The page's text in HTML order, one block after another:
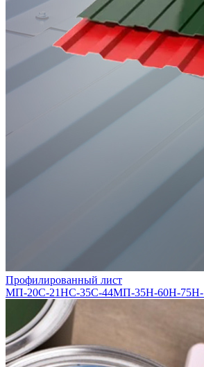
Профилированный лист
МП-20С-21НС-35С-44МП-35Н-60Н-75Н-